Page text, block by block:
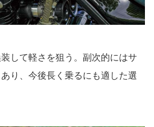
して軽さを狙う。副次的にはサ
り、今後長く乗るにも適した選